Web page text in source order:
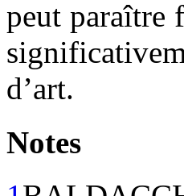
peut paraître
d’art.
Notes